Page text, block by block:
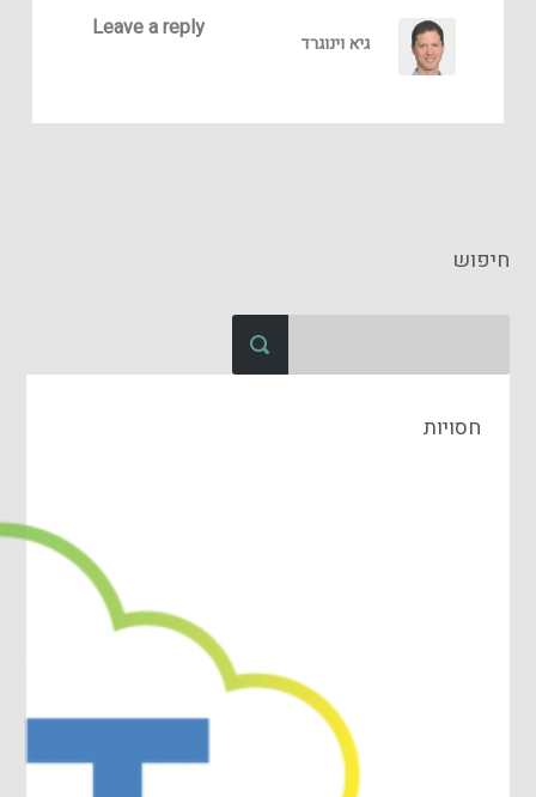
Leave a reply
גיא וינוגרד
חיפוש
חסויות